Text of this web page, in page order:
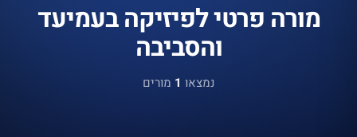
מורה פרטי לפיזיקה בעמיעד
והסביבה
נמצאו 1 מורים